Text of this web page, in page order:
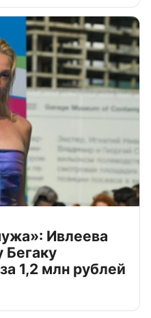
Ивлеева
Бегаку
1,2 млн рублей